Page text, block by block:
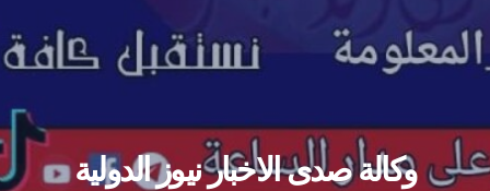
وكالة صدى الاخبار نيوز الدولية